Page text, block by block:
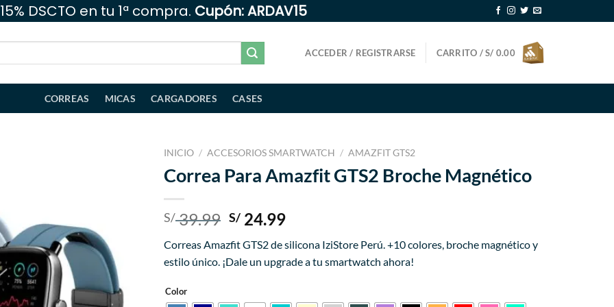
15% DSCTO en tu 1ª compra. Cupón: ARDAV15
ACCEDER / REGISTRARSE CARRITO /S/ 0.00
CORREAS MICAS CARGADORES CASES
deseos
INICIO / ACCESORIOS SMARTWATCH / AMAZFIT GTS2
Correa Para Amazfit GTS2 Broche Magnético
S/39.99 El
original
era:
S/ 24.99El
actual
es:
Correas Amazfit GTS2 de silicona IziStore Perú. +10 colores, broche magnético y
estilo único. ¡Dale un upgrade a tu smartwatch ahora!
Color